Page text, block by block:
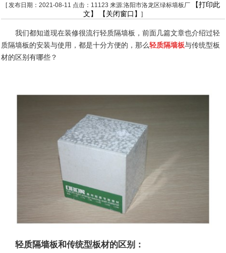
[ 发布日期：2021-08-11 点击：11123 来源:洛阳市洛龙区绿标墙板厂
【打印此
文】
【关闭窗口】 ]
我们都知道现在装修很流行轻质隔墙板，前面几篇文章也介绍过轻
质隔墙板的安装与使用，都是十分方便的，那么轻质隔墙板与传统型板
材的区别有哪些？
轻质隔墙板和传统型板材的区别：